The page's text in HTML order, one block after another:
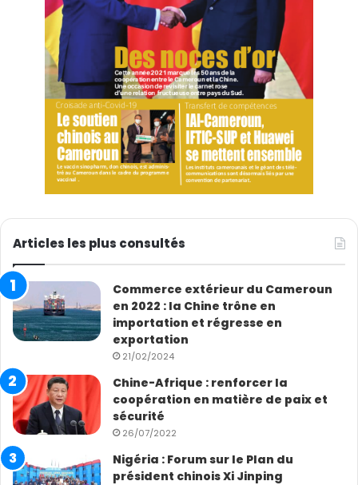
Articles les plus consultés
Commerce extérieur du Cameroun
en 2022 : la Chine trône en
importation et régresse en
exportation
21/02/2024
Chine-Afrique : renforcer la
coopération en matière de paix et
sécurité
26/07/2022
Nigéria : Forum sur le Plan du
président chinois Xi Jinping